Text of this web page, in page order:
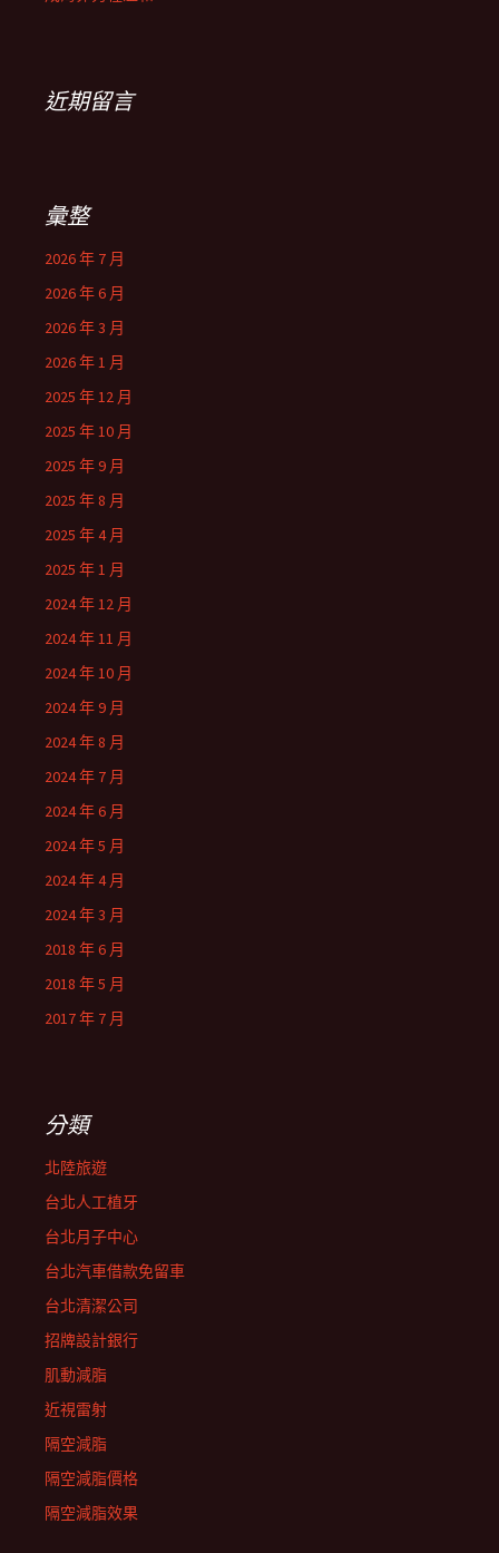
近期留言
彙整
2026 年 7 月
2026 年 6 月
2026 年 3 月
2026 年 1 月
2025 年 12 月
2025 年 10 月
2025 年 9 月
2025 年 8 月
2025 年 4 月
2025 年 1 月
2024 年 12 月
2024 年 11 月
2024 年 10 月
2024 年 9 月
2024 年 8 月
2024 年 7 月
2024 年 6 月
2024 年 5 月
2024 年 4 月
2024 年 3 月
2018 年 6 月
2018 年 5 月
2017 年 7 月
分類
北陸旅遊
台北人工植牙
台北月子中心
台北汽車借款免留車
台北清潔公司
招牌設計銀行
肌動減脂
近視雷射
隔空減脂
隔空減脂價格
隔空減脂效果